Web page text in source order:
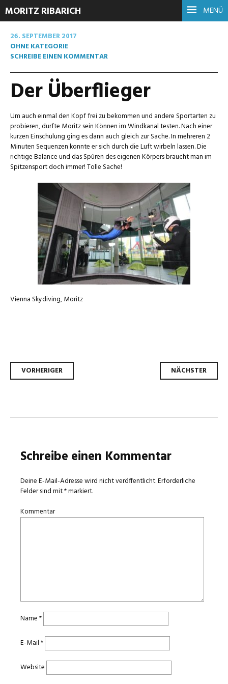
MENÜ
MORITZ RIBARICH
26. SEPTEMBER 2017
OHNE KATEGORIE
SCHREIBE EINEN KOMMENTAR
Der Überflieger
Um auch einmal den Kopf frei zu bekommen und andere Sportarten zu
probieren, durfte Moritz sein Können im Windkanal testen. Nach einer
kurzen Einschulung ging es dann auch gleich zur Sache. In mehreren 2
Minuten Sequenzen konnte er sich durch die Luft wirbeln lassen. Die
richtige Balance und das Spüren des eigenen Körpers braucht man im
Spitzensport doch immer! Tolle Sache!
Vienna Skydiving, Moritz
Beitrags-Navigation
VORHERIGER NÄCHSTER
Schreibe einen Kommentar
Deine E-Mail-Adresse wird nicht veröffentlicht.Erforderliche
Felder sind mit*markiert.
Kommentar
Name*
E-Mail*
Website